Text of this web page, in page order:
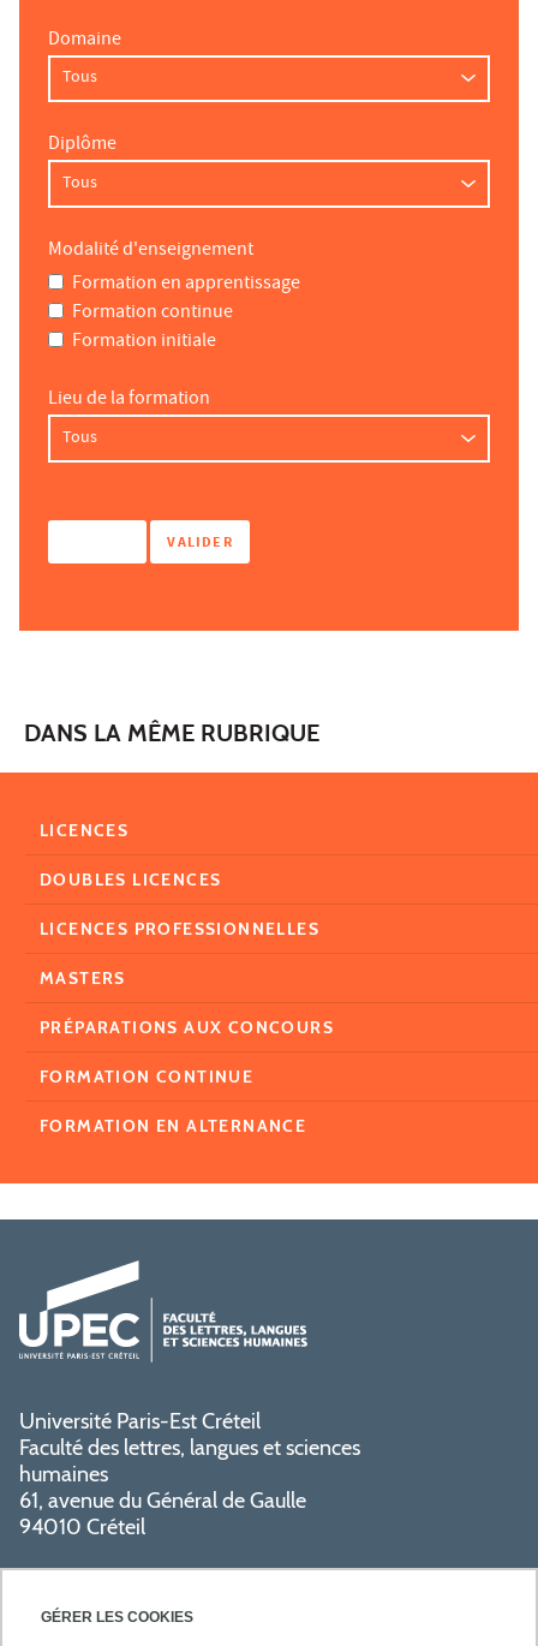
GÉRER LES COOKIES
Domaine
Diplôme
Modalité d'enseignement
Formation en apprentissage
Formation continue
Formation initiale
Lieu de la formation
DANS LA MÊME RUBRIQUE
LICENCES
DOUBLES LICENCES
LICENCES PROFESSIONNELLES
MASTERS
PRÉPARATIONS AUX CONCOURS
FORMATION CONTINUE
FORMATION EN ALTERNANCE
Université Paris-Est Créteil
Faculté des lettres, langues et sciences
humaines
61, avenue du Général de Gaulle
94010 Créteil